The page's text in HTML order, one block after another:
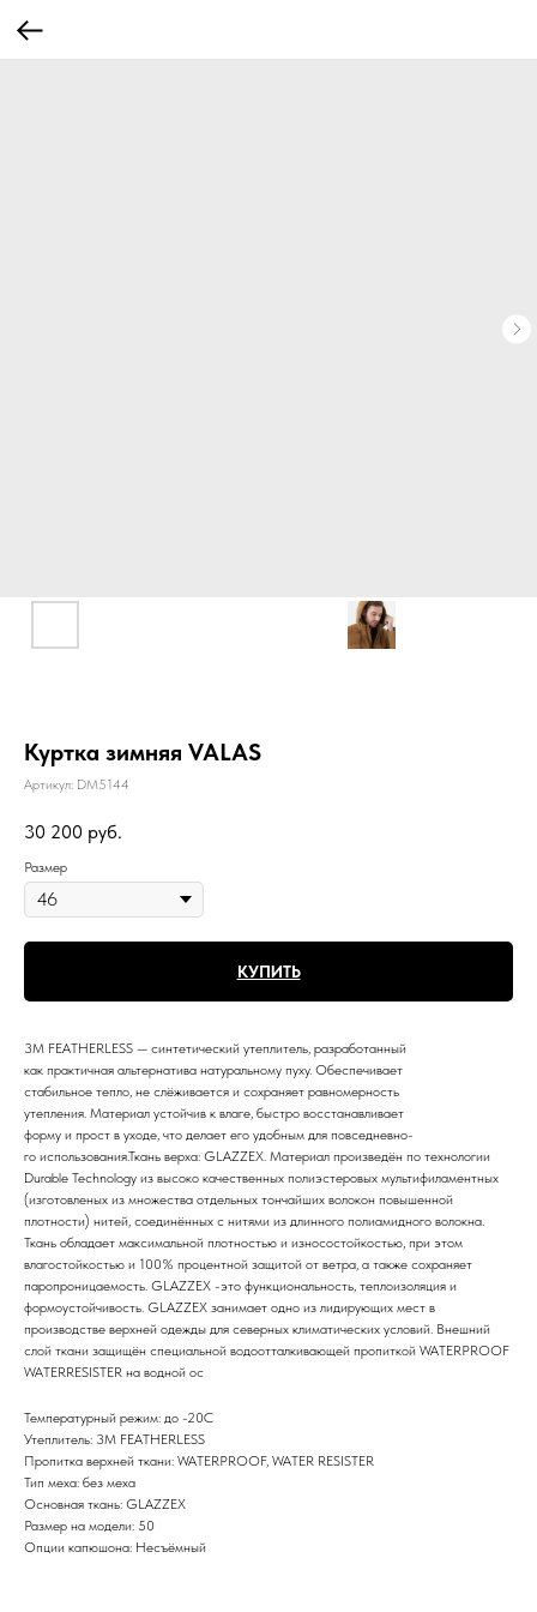
Куртка зимняя VALAS
Артикул: DM5144
30 200 руб.
Размер
КУПИТЬ
3M FEATHERLESS — синтетический утеплитель, разработанный
как практичная альтернатива натуральному пуху. Обеспечивает
стабильное тепло, не слёживается и сохраняет равномерность
утепления. Материал устойчив к влаге, быстро восстанавливает
форму и прост в уходе, что делает его удобным для повседневно-
го использования.Ткань верха: GLAZZEX. Материал произведён по технологии
Durable Technology из высоко качественных полиэстеровых мультифиламентных
(изготовленых из множества отдельных тончайших волокон повышенной
плотности) нитей, соединённых с нитями из длинного полиамидного волокна.
Ткань обладает максимальной плотностью и износостойкостью, при этом
влагостойкостью и 100% процентной защитой от ветра, а также сохраняет
паропроницаемость. GLAZZEX -это функциональность, теплоизоляция и
формоустойчивость. GLAZZEX занимает одно из лидирующих мест в
производстве верхней одежды для северных климатических условий. Внешний
слой ткани защищён специальной водоотталкивающей пропиткой WATERPRООF
WATERRESISTER на водной ос
Температурный режим: до -20С
Утеплитель: 3M FEATHERLESS
Пропитка верхней ткани: WATERPROOF, WATER RESISTER
Тип меха: без меха
Основная ткань: GLAZZEX
Размер на модели: 50
Опции капюшона: Несъёмный